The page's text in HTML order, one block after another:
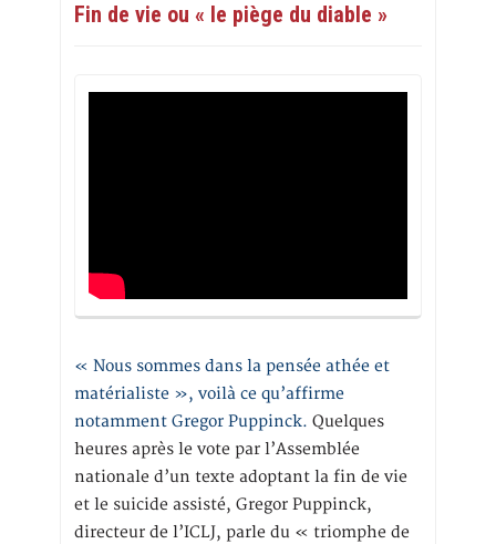
Fin de vie ou « le piège du diable »
« Nous sommes dans la pensée athée et
matérialiste », voilà ce qu’affirme
notamment Gregor Puppinck. Quelques
heures après le vote par l’Assemblée
nationale d’un texte adoptant la fin de vie
et le suicide assisté, Gregor Puppinck,
directeur de l’ICLJ, parle du « triomphe de